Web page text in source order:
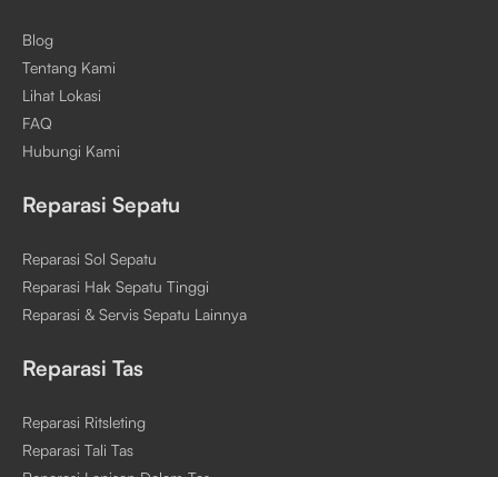
Blog
Tentang Kami
Lihat Lokasi
FAQ
Hubungi Kami
Reparasi Sepatu
Reparasi Sol Sepatu
Reparasi Hak Sepatu Tinggi
Reparasi & Servis Sepatu Lainnya
Reparasi Tas
Reparasi Ritsleting
Reparasi Tali Tas